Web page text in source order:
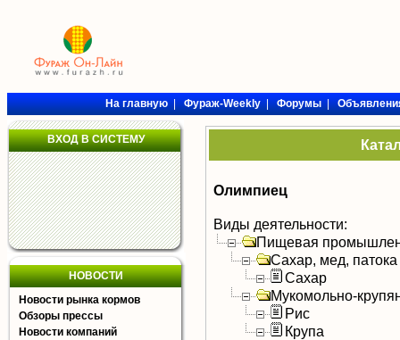
На главную|Фураж-Weekly|Форумы|
ВХОД В СИСТЕМУ
НОВОСТИ
Новости рынка кормов
Обзоры прессы
Новости компаний
Олимпиец
Виды деятельности:
Пищевая
Сахар, мед, патока
Сахар
Мукомольно-
Рис
Крупа